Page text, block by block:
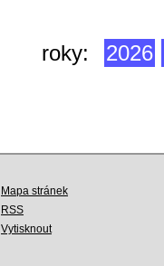
roky: 2026
Mapa stránek
RSS
Vytisknout